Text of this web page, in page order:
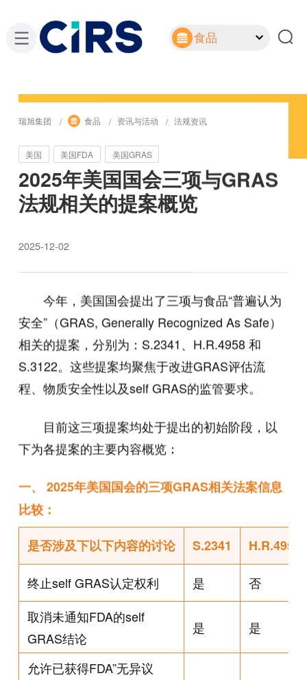
食品
瑞旭集团 食品 资讯与活动 法规资讯
美国 美国FDA 美国GRAS
2025年美国国会三项与GRAS
法规相关的提案概览
2025-12-02
今年，美国国会提出了三项与食品“普遍认为
安全”（GRAS, Generally Recognized As Safe）
相关的提案，分别为：S.2341、H.R.4958 和
S.3122。这些提案均聚焦于改进GRAS评估流
程、物质安全性以及self GRAS的监管要求。
目前这三项提案均处于提出的初始阶段，以
下为各提案的主要内容概览：
一、 2025年美国国会的三项GRAS相关法案信息
比较：
是否涉及下以下内容的讨论 S.2341 H.R.4958
终止self GRAS认定权利 是
否
取消未通知FDA的self
GRAS结论
是 是
允许已获得FDA”无异议